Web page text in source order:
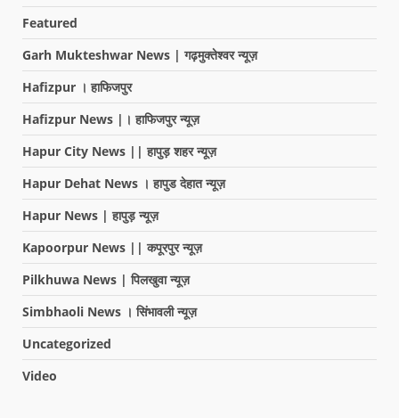
Featured
Garh Mukteshwar News | गढ़मुक्तेश्वर न्यूज़
Hafizpur । हाफिजपुर
Hafizpur News |। हाफिजपुर न्यूज़
Hapur City News || हापुड़ शहर न्यूज़
Hapur Dehat News । हापुड देहात न्यूज़
Hapur News | हापुड़ न्यूज़
Kapoorpur News || कपूरपुर न्यूज़
Pilkhuwa News | पिलखुवा न्यूज़
Simbhaoli News । सिंभावली न्यूज़
Uncategorized
Video